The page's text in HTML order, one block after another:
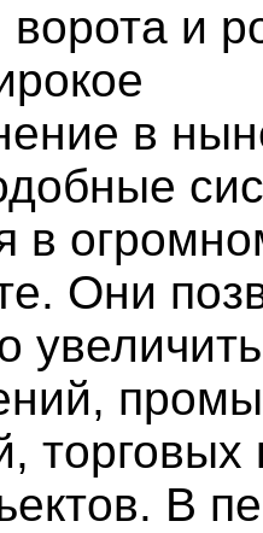
и
в
в
Они
торговых
В